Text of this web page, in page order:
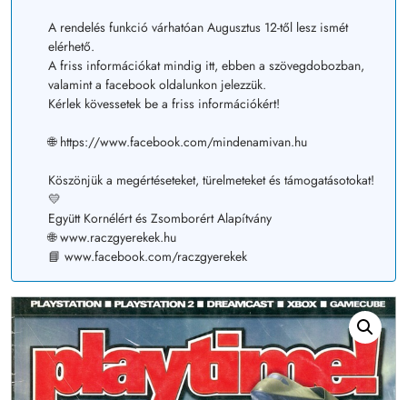
A rendelés funkció várhatóan Augusztus 12-től lesz ismét
elérhető.
A friss információkat mindig itt, ebben a szövegdobozban,
valamint a facebook oldalunkon jelezzük.
Kérlek kövessetek be a friss információkért!
🌐 https://www.facebook.com/mindenamivan.hu
Köszönjük a megértéseteket, türelmeteket és támogatásotokat!
💛
Együtt Kornélért és Zsomborért Alapítvány
🌐 www.raczgyerekek.hu
📘 www.facebook.com/raczgyerekek